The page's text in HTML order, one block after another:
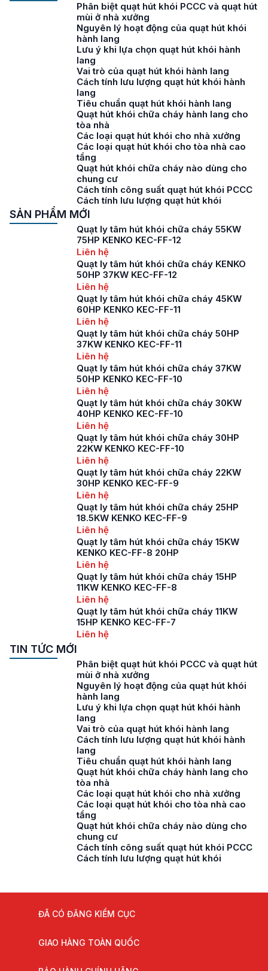
Phân biệt quạt hút khói PCCC và quạt hút
mùi ở nhà xưởng
Nguyên lý hoạt động của quạt hút khói
hành lang
Lưu ý khi lựa chọn quạt hút khói hành
lang
Vai trò của quạt hút khói hành lang
Cách tính lưu lượng quạt hút khói hành
lang
Tiêu chuẩn quạt hút khói hành lang
Quạt hút khói chữa cháy hành lang cho
tòa nhà
Các loại quạt hút khói cho nhà xưởng
Các loại quạt hút khói cho tòa nhà cao
tầng
Quạt hút khói chữa cháy nào dùng cho
chung cư
Cách tính công suất quạt hút khói PCCC
Cách tính lưu lượng quạt hút khói
SẢN PHẨM MỚI
Quạt ly tâm hút khói chữa cháy 55KW
75HP KENKO KEC-FF-12
Liên hệ
Quạt ly tâm hút khói chữa cháy KENKO
50HP 37KW KEC-FF-12
Liên hệ
Quạt ly tâm hút khói chữa cháy 45KW
60HP KENKO KEC-FF-11
Liên hệ
Quạt ly tâm hút khói chữa cháy 50HP
37KW KENKO KEC-FF-11
Liên hệ
Quạt ly tâm hút khói chữa cháy 37KW
50HP KENKO KEC-FF-10
Liên hệ
Quạt ly tâm hút khói chữa cháy 30KW
40HP KENKO KEC-FF-10
Liên hệ
Quạt ly tâm hút khói chữa cháy 30HP
22KW KENKO KEC-FF-10
Liên hệ
Quạt ly tâm hút khói chữa cháy 22KW
30HP KENKO KEC-FF-9
Liên hệ
Quạt ly tâm hút khói chữa cháy 25HP
18.5KW KENKO KEC-FF-9
Liên hệ
Quạt ly tâm hút khói chữa cháy 15KW
KENKO KEC-FF-8 20HP
Liên hệ
Quạt ly tâm hút khói chữa cháy 15HP
11KW KENKO KEC-FF-8
Liên hệ
Quạt ly tâm hút khói chữa cháy 11KW
15HP KENKO KEC-FF-7
Liên hệ
TIN TỨC MỚI
Phân biệt quạt hút khói PCCC và quạt hút
mùi ở nhà xưởng
Nguyên lý hoạt động của quạt hút khói
hành lang
Lưu ý khi lựa chọn quạt hút khói hành
lang
Vai trò của quạt hút khói hành lang
Cách tính lưu lượng quạt hút khói hành
lang
Tiêu chuẩn quạt hút khói hành lang
Quạt hút khói chữa cháy hành lang cho
tòa nhà
Các loại quạt hút khói cho nhà xưởng
Các loại quạt hút khói cho tòa nhà cao
tầng
Quạt hút khói chữa cháy nào dùng cho
chung cư
Cách tính công suất quạt hút khói PCCC
Cách tính lưu lượng quạt hút khói
ĐÃ CÓ ĐĂNG KIỂM CỤC
GIAO HÀNG TOÀN QUỐC